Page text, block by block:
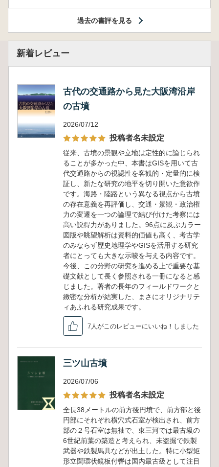
過去の書評を見る
新着レビュー
古代の交通路から見た大阪湾沿岸
の古墳
2026/07/12
投稿者名未設定
従来、古墳の景観や立地は定性的に論じられ
ることが多かった中、本書はGISを用いて古
代交通路からの視認性を客観的・定量的に検
証し、新たな研究の地平を切り開いた意欲作
です。海路・陸路という異なる視点から古墳
の存在意義を再評価し、交通・景観・政治権
力の変遷を一つの論理で結び付けた考察には
高い説得力がありました。96点に及ぶカラー
図版や眺望解析は資料的価値も高く、考古学
のみならず歴史地理学やGISを活用する研究
者にとっても大きな示唆を与える内容です。
今後、この分野の研究を進める上で重要な基
礎文献として長く参照される一冊になると感
じました。著者の長年のフィールドワークと
緻密な分析が結実した、まさにオリジナリテ
ィあふれる研究成果です。
7人がこのレビューにいいね！しました
三ツ山古墳
2026/07/06
投稿者名未設定
全長38メートルの前方後円墳で、前方部と後
円部にそれぞれ横穴式石室が検出され、前方
部の２号石室は無袖で、東三河では最古級の
6世紀前葉の築造と考えられ、未盗掘で鉄製
武器や鉄製馬具などが出土した。特に小型矩
形立聞環状鏡板付轡は国内最古級として注目